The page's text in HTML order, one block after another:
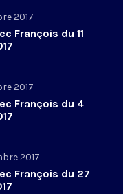
2017
François du 11
2017
François du 4
2017
François du 27